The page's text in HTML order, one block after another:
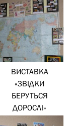
ВИСТАВКА
«ЗВІДКИ
БЕРУТЬСЯ
ДОРОСЛІ»